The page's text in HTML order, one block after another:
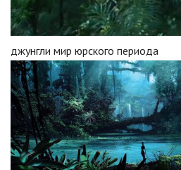
джунгли мир юрского периода